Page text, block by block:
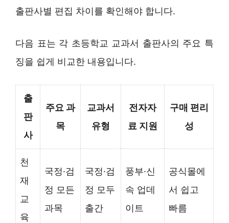
출판사별 편집 차이를 확인해야 합니다.
다음 표는 각 초등학교 교과서 출판사의 주요 특
징을 쉽게 비교한 내용입니다.
출
판
사
주요 과
목
교과서
유형
전자자
료 지원
구매 편리
성
천
재
교
육
국정·검
정 모든
과목
국정·검
정 모두
출간
풍부·신
속 업데
이트
공식몰에
서 쉽고
빠름